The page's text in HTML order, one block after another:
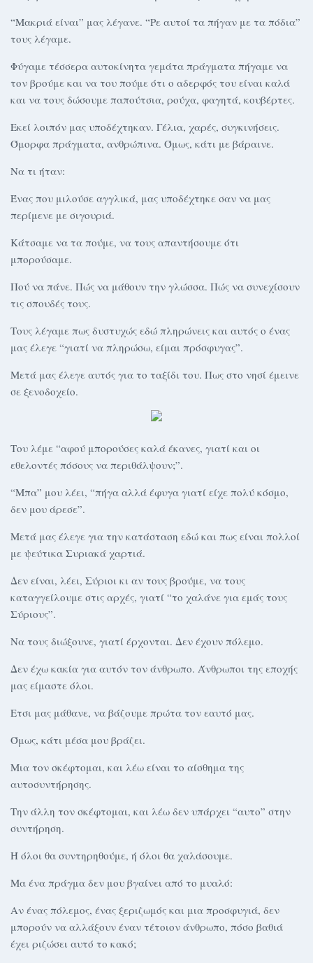
“Μακριά είναι” μας λέγανε. “Ρε αυτοί τα πήγαν με τα πόδια”
τους λέγαμε.
Φύγαμε τέσσερα αυτοκίνητα γεμάτα πράγματα πήγαμε να
τον βρούμε και να του πούμε ότι ο αδερφός του είναι καλά
και να τους δώσουμε παπούτσια, ρούχα, φαγητά, κουβέρτες.
Εκεί λοιπόν μας υποδέχτηκαν. Γέλια, χαρές, συγκινήσεις.
Όμορφα πράγματα, ανθρώπινα. Όμως, κάτι με βάραινε.
Να τι ήταν:
Ένας που μιλούσε αγγλικά, μας υποδέχτηκε σαν να μας
περίμενε με σιγουριά.
Κάτσαμε να τα πούμε, να τους απαντήσουμε ότι
μπορούσαμε.
Πού να πάνε. Πώς να μάθουν την γλώσσα. Πώς να συνεχίσουν
τις σπουδές τους.
Τους λέγαμε πως δυστυχώς εδώ πληρώνεις και αυτός ο ένας
μας έλεγε “γιατί να πληρώσω, είμαι πρόσφυγας”.
Μετά μας έλεγε αυτός για το ταξίδι του. Πως στο νησί έμεινε
σε ξενοδοχείο.
Του λέμε “αφού μπορούσες καλά έκανες, γιατί και οι
εθελοντές πόσους να περιθάλψουν;”.
“Μπα” μου λέει, “πήγα αλλά έφυγα γιατί είχε πολύ κόσμο,
δεν μου άρεσε”.
Μετά μας έλεγε για την κατάσταση εδώ και πως είναι πολλοί
με ψεύτικα Συριακά χαρτιά.
Δεν είναι, λέει, Σύριοι κι αν τους βρούμε, να τους
καταγγείλουμε στις αρχές, γιατί “το χαλάνε για εμάς τους
Σύριους”.
Να τους διώξουνε, γιατί έρχονται. Δεν έχουν πόλεμο.
Δεν έχω κακία για αυτόν τον άνθρωπο. Άνθρωποι της εποχής
μας είμαστε όλοι.
Ετσι μας μάθανε, να βάζουμε πρώτα τον εαυτό μας.
Όμως, κάτι μέσα μου βράζει.
Μια τον σκέφτομαι, και λέω είναι το αίσθημα της
αυτοσυντήρησης.
Την άλλη τον σκέφτομαι, και λέω δεν υπάρχει “αυτο” στην
συντήρηση.
Ή όλοι θα συντηρηθούμε, ή όλοι θα χαλάσουμε.
Μα ένα πράγμα δεν μου βγαίνει από το μυαλό:
Αν ένας πόλεμος, ένας ξεριζωμός και μια προσφυγιά, δεν
μπορούν να αλλάξουν έναν τέτοιον άνθρωπο, πόσο βαθιά
έχει ριζώσει αυτό το κακό;